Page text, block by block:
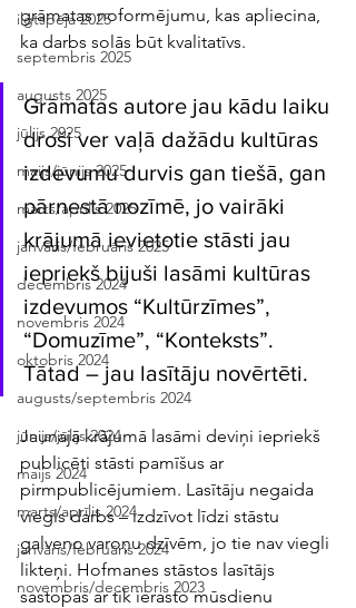
ilgtspēja 2025
septembris 2025
augusts 2025
jūlijs 2025
maijs/jūnijs 2025
marts/aprīlis 2025
janvāris/februāris 2025
decembris 2024
novembris 2024
oktobris 2024
augusts/septembris 2024
jūnijs/jūlijs 2024
maijs 2024
marts/aprīlis 2024
janvāris/februāris 2024
novembris/decembris 2023
grāmatas noformējumu, kas apliecina,
ka darbs solās būt kvalitatīvs.
Grāmatas autore jau kādu laiku
droši ver vaļā dažādu kultūras
izdevumu durvis gan tiešā, gan
pārnestā nozīmē, jo vairāki
krājumā ievietotie stāsti jau
iepriekš bijuši lasāmi kultūras
izdevumos “Kultūrzīmes”,
“Domuzīme”, “Konteksts”.
Tātad – jau lasītāju novērtēti.
Jaunajā krājumā lasāmi deviņi iepriekš
publicēti stāsti pamīšus ar
pirmpublicējumiem. Lasītāju negaida
viegls darbs – izdzīvot līdzi stāstu
galveno varoņu dzīvēm, jo tie nav viegli
likteņi. Hofmanes stāstos lasītājs
sastopas ar tik ierasto mūsdienu